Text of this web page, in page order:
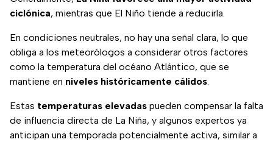
ciclónica, mientras que El Niño tiende a reducirla.
En condiciones neutrales, no hay una señal clara, lo que
obliga a los meteorólogos a considerar otros factores
como la temperatura del océano Atlántico, que se
mantiene en niveles históricamente cálidos.
Estas temperaturas elevadas pueden compensar la falta
de influencia directa de La Niña, y algunos expertos ya
anticipan una temporada potencialmente activa, similar a